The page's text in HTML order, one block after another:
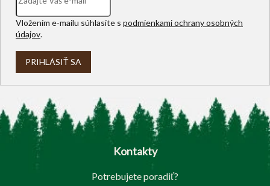
Vložením e-mailu súhlasíte s podmienkami ochrany osobných
údajov.
PRIHLÁSIŤ SA
Z
Kontakty
Potrebujete poradiť?